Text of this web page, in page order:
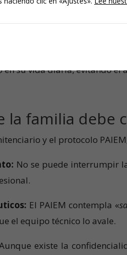
1 y 2) o, si está en una
El
su vida diaria, evitando el
la familia debe
y el protocolo
No se puede interrumpir
El PAIEM contempla «
el equipo técnico lo avale.
existe la